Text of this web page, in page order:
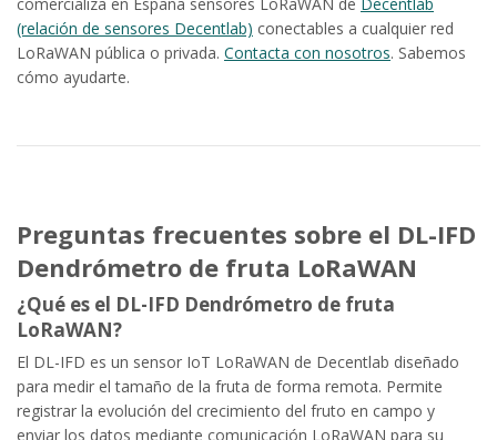
(relación de sensores Decentlab) conectables a cualquier red
LoRaWAN pública o privada. Contacta con nosotros. Sabemos
cómo ayudarte.
Preguntas frecuentes sobre el DL-IFD
Dendrómetro de fruta LoRaWAN
¿Qué es el DL-IFD Dendrómetro de fruta
LoRaWAN?
El DL-IFD es un sensor IoT LoRaWAN de Decentlab diseñado
para medir el tamaño de la fruta de forma remota. Permite
registrar la evolución del crecimiento del fruto en campo y
enviar los datos mediante comunicación LoRaWAN para su